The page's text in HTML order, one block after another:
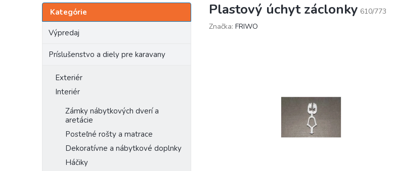
B
o
Preskočiť
kategórie
Kategórie
Výpredaj
Príslušenstvo a diely pre karavany
Exteriér
Interiér
Zámky nábytkových dverí a
aretácie
Posteľné rošty a matrace
Dekoratívne a nábytkové doplnky
Háčiky
Plastový úchyt záclonky 610/773
Značka: FRIWO